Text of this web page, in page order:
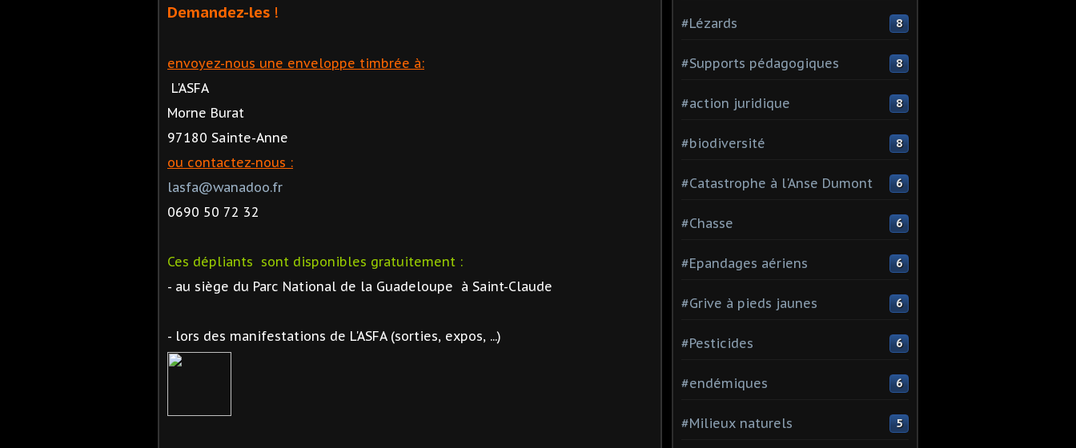
Demandez-les !
envoyez-nous une enveloppe timbrée à:
L'ASFA
Morne Burat
97180 Sainte-Anne
ou contactez-nous :
lasfa@wanadoo.fr
0690 50 72 32
Ces dépliants sont disponibles gratuitement :
- au siège du Parc National de la Guadeloupe à Saint-Claude
- lors des manifestations de L'ASFA (sorties, expos, ...)
#Lézards 8
#Supports pédagogiques 8
#action juridique 8
#biodiversité 8
#Catastrophe à l'Anse Dumont 6
#Chasse 6
#Epandages aériens 6
#Grive à pieds jaunes 6
#Pesticides 6
#endémiques 6
#Milieux naturels 5